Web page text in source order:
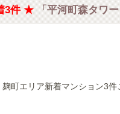
3件 ★「平河町森タワ
町エリア新着マンション3件